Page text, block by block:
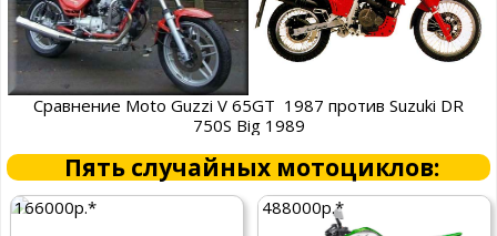
Сравнение Moto Guzzi V 65GT 1987 против Suzuki DR
750S Big 1989
Пять случайных мотоциклов:
166000р.* 488000р.*